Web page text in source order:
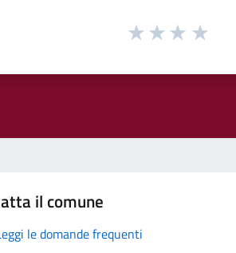
il comune
le domande frequenti